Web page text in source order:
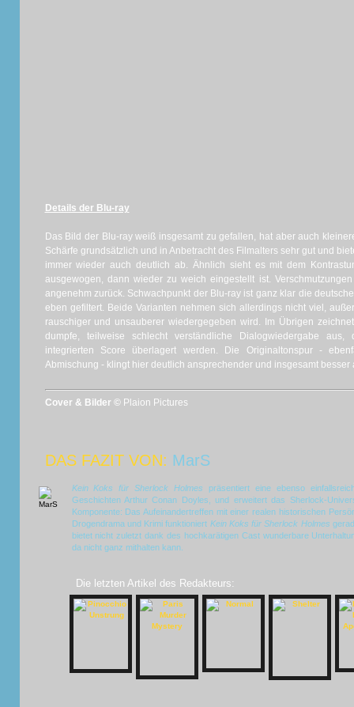
Details der Blu-ray
Das Bild der Blu-ray weiß insgesamt zu gefallen, hat aber auch
Schärfe grundsätzlich und in Anbetracht des Filmalters sehr gut und
immer wieder auch deutlich ab. Ähnlich sieht es mit dem
ausgewogen, dann wieder zu weich eingestellt ist.
angenehm zurück. Schwachpunkt der Blu-ray ist ganz klar die
eben gefiltert. Beide Varianten nehmen sich allerdings nicht viel,
rauschiger und unsauberer wiedergegeben wird. Im Übrigen
dumpfe, teilweise schlecht verständliche Dialogwiedergabe
integrierten Score überlagert werden. Die Originaltonspur -
Abmischung - klingt hier deutlich ansprechender und insgesamt
Cover & Bilder © Plaion Pictures
DAS FAZIT VON: MarS
Kein Koks für Sherlock Holmes präsentiert eine ebenso
Geschichten Arthur Conan Doyles, und erweitert das Sherlock-
Komponente: Das Aufeinandertreffen mit einer realen historischen
Drogendrama und Krimi funktioniert Kein Koks für Sherlock Holmes
bietet nicht zuletzt dank des hochkarätigen Cast wunderbare
da nicht ganz mithalten kann.
Die letzten Artikel des Redakteurs: